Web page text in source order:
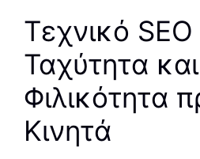
Τεχνικό SEO
Ταχύτητα και
Φιλικότητα
Κινητά